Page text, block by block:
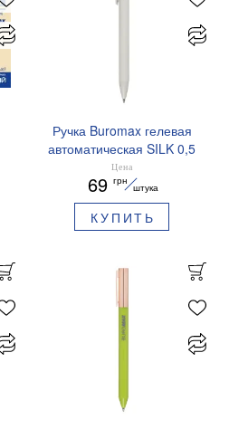
Ручка Buromax гелевая
автоматическая SILK 0,5
мм синие чернила
BM.83100
Цена
69 грн
штука
КУПИТЬ